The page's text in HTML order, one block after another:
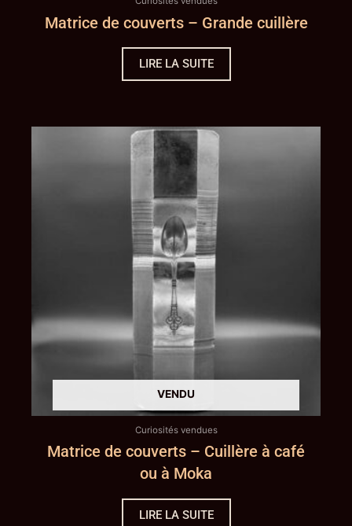
Matrice de couverts – Grande cuillère
LIRE LA SUITE
Curiosités vendues
Matrice de couverts – Cuillère à café
ou à Moka
LIRE LA SUITE